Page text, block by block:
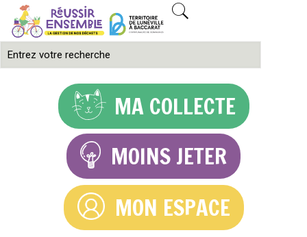
MA COLLECTE
MOINS JETER
MON ESPACE